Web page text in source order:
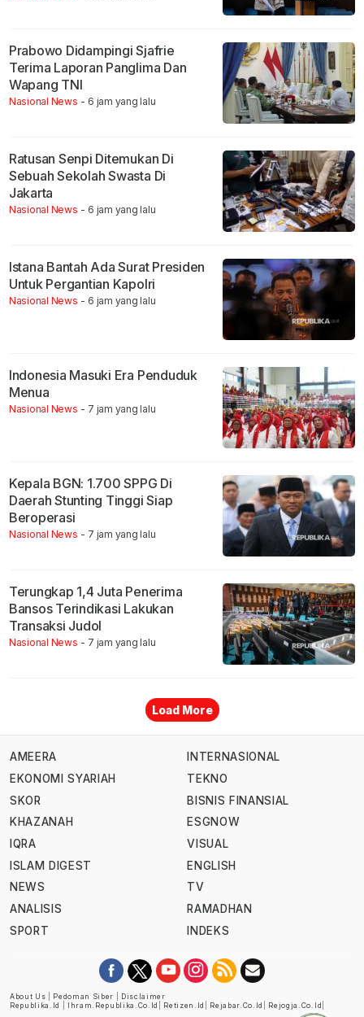
Prabowo Didampingi Sjafrie
Terima Laporan Panglima Dan
Wapang TNI
Nasional News - 6 jam yang lalu
Ratusan Senpi Ditemukan Di
Sebuah Sekolah Swasta Di
Jakarta
Nasional News - 6 jam yang lalu
Istana Bantah Ada Surat Presiden
Untuk Pergantian Kapolri
Nasional News - 6 jam yang lalu
Indonesia Masuki Era Penduduk
Menua
Nasional News - 7 jam yang lalu
Kepala BGN: 1.700 SPPG Di
Daerah Stunting Tinggi Siap
Beroperasi
Nasional News - 7 jam yang lalu
Terungkap 1,4 Juta Penerima
Bansos Terindikasi Lakukan
Transaksi Judol
Nasional News - 7 jam yang lalu
Load More
AMEERA
EKONOMI SYARIAH
SKOR
KHAZANAH
IQRA
ISLAM DIGEST
NEWS
ANALISIS
SPORT
INTERNASIONAL
TEKNO
BISNIS FINANSIAL
ESGNOW
VISUAL
ENGLISH
TV
RAMADHAN
INDEKS
About Us Pedoman Siber
Disclaimer
Republika.id
Ihram.republika.co.id Retizen.id Rejabar.co.id Rejogja.co.id